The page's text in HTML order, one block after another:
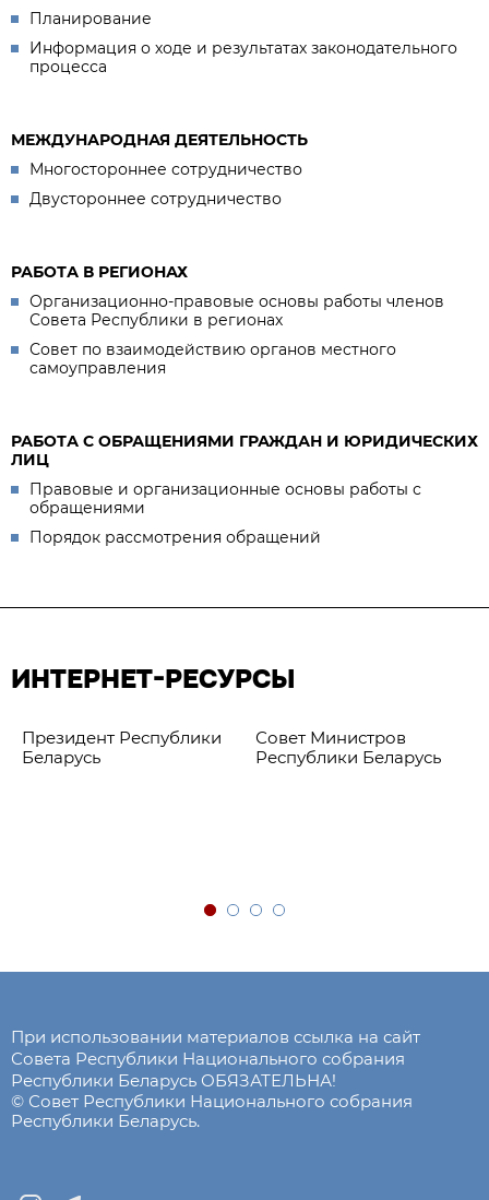
Планирование
Информация о ходе и результатах законодательного
процесса
МЕЖДУНАРОДНАЯ ДЕЯТЕЛЬНОСТЬ
Многостороннее сотрудничество
Двустороннее сотрудничество
РАБОТА В РЕГИОНАХ
Организационно-правовые основы работы членов
Совета Республики в регионах
Совет по взаимодействию органов местного
самоуправления
РАБОТА С ОБРАЩЕНИЯМИ ГРАЖДАН И ЮРИДИЧЕСКИХ
ЛИЦ
Правовые и организационные основы работы с
обращениями
Порядок рассмотрения обращений
ИНТЕРНЕТ-РЕСУРСЫ
Президент Республики
Беларусь
Совет Министров
Республики Беларусь
При использовании материалов ссылка на сайт
Совета Республики Национального собрания
Республики Беларусь ОБЯЗАТЕЛЬНА!
© Совет Республики Национального собрания
Республики Беларусь.